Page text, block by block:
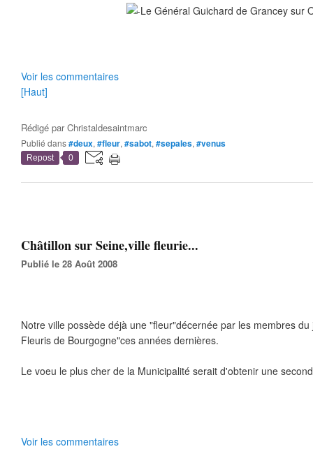
Voir les commentaires
[Haut]
Rédigé parChristaldesaintmarc
Publié dans#deux, #fleur, #sabot, #sepales, #venus
Repost 0
Châtillon sur Seine,ville fleurie...
Publié le 28 Août 2008
Notre ville possède déjà une "fleur"décernée par les membres
Fleuris de Bourgogne"ces années dernières.
Le voeu le plus cher de la Municipalité serait d'obtenir une
Voir les commentaires